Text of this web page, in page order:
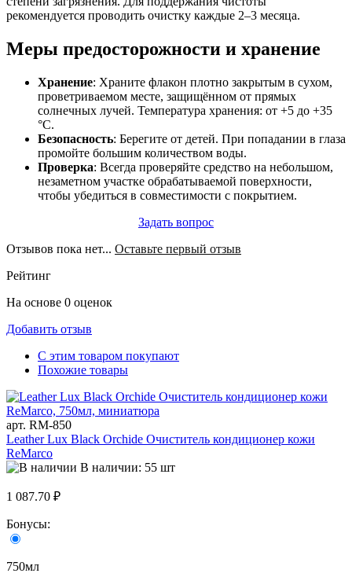
рекомендуется проводить очистку каждые 2–3 месяца.
Меры предосторожности и хранение
Хранение: Храните флакон плотно закрытым в сухом,
проветриваемом месте, защищённом от прямых
солнечных лучей. Температура хранения: от +5 до +35
°C.
Безопасность: Берегите от детей. При попадании в глаза
промойте большим количеством воды.
Проверка: Всегда проверяйте средство на небольшом,
незаметном участке обрабатываемой поверхности,
чтобы убедиться в совместимости с покрытием.
Задать вопрос
Отзывов пока нет... Оставьте первый отзыв
Рейтинг
На основе 0 оценок
Добавить отзыв
С этим товаром покупают
Похожие товары
арт. RM-850
Leather Lux Black Orchide Очиститель кондиционер кожи
ReMarco
В наличии: 55 шт
1 087.70 ₽
Бонусы:
750мл